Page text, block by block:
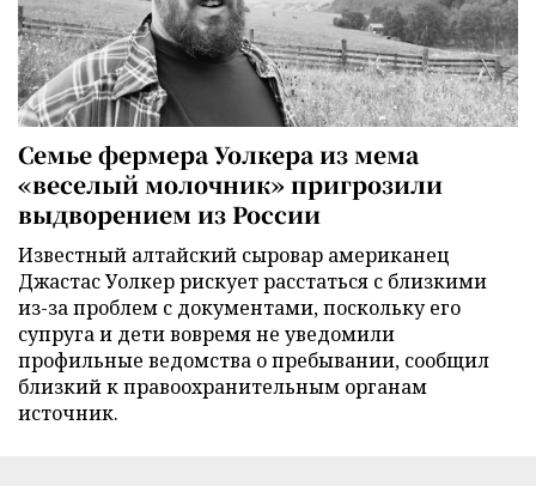
Семье фермера Уолкера из мема
«веселый молочник» пригрозили
выдворением из России
Известный алтайский сыровар американец
Джастас Уолкер рискует расстаться с близкими
из-за проблем с документами, поскольку его
супруга и дети вовремя не уведомили
профильные ведомства о пребывании, сообщил
близкий к правоохранительным органам
источник.